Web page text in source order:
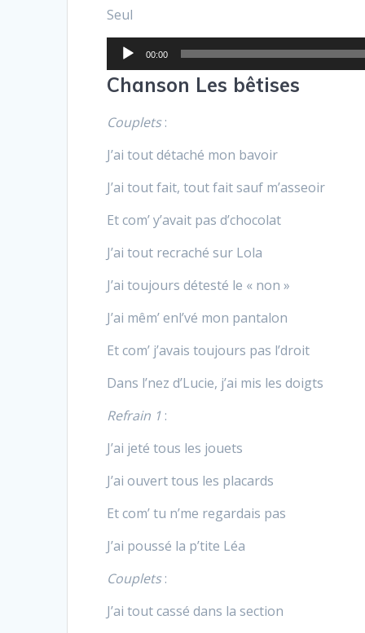
Seul
Lecteur
audio
00:00
Chanson Les bêtises
Couplets:
J’ai tout détaché mon bavoir
J’ai tout fait, tout fait sauf m’asseoir
Et com’ y’avait pas d’chocolat
J’ai tout recraché sur Lola
J’ai toujours détesté le « non »
J’ai mêm’ enl’vé mon pantalon
Et com’ j’avais toujours pas l’droit
Dans l’nez d’Lucie, j’ai mis les doigts
Refrain 1 :
J’ai jeté tous les jouets
J’ai ouvert tous les placards
Et com’ tu n’me regardais pas
J’ai poussé la p’tite Léa
Couplets:
J’ai tout cassé dans la section